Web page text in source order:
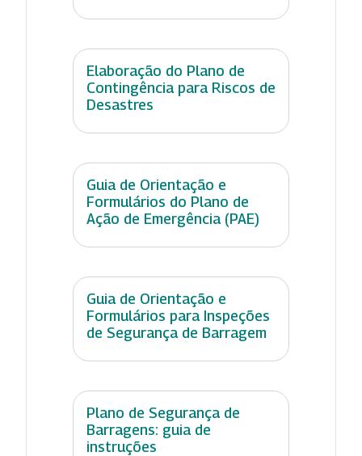
Elaboração do Plano de
Contingência para Riscos de
Desastres
Guia de Orientação e
Formulários do Plano de
Ação de Emergência (PAE)
Guia de Orientação e
Formulários para Inspeções
de Segurança de Barragem
Plano de Segurança de
Barragens: guia de
instruções